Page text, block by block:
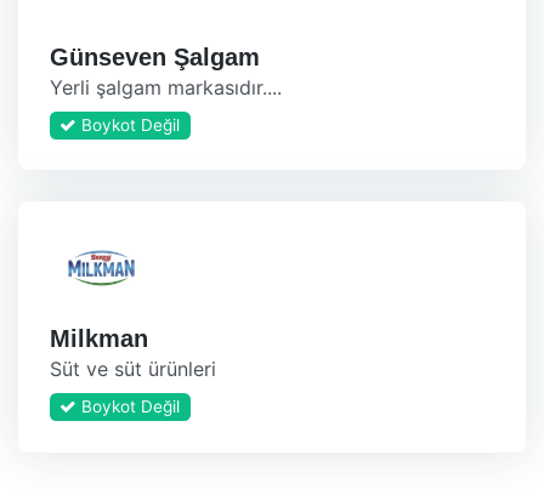
Günseven Şalgam
Yerli şalgam markasıdır....
Boykot Değil
Milkman
Süt ve süt ürünleri
Boykot Değil